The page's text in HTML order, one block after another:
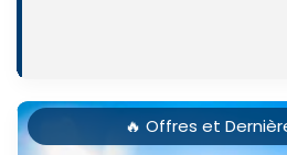
🔥 Offres et